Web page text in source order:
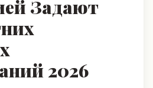
Как
с
Задают